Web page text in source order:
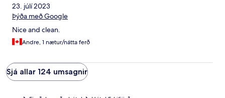
23. júlí 2023
Þýða með Google
Nice and clean.
Andre, 1 nætur/nátta ferð
Sjá allar 124 umsagnir